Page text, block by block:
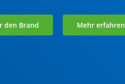
den Brand Mehr erfahren